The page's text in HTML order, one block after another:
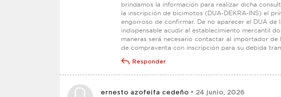
brindamos la información para realizar dicha
la inscripción de bicimotos (DUA-DEKRA-INS) el
engorroso de confirmar. De no aparecer el DUA de
indispensable acudir al establecimiento mercantil
maneras será necesario contactar al importador
de compraventa con inscripción para su debida
Responder
ernesto azofeifa cedeño • 24 junio, 2026